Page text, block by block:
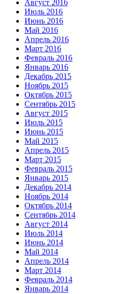
Август 2016
Июль 2016
Июнь 2016
Май 2016
Апрель 2016
Март 2016
Февраль 2016
Январь 2016
Декабрь 2015
Ноябрь 2015
Октябрь 2015
Сентябрь 2015
Август 2015
Июль 2015
Июнь 2015
Май 2015
Апрель 2015
Март 2015
Февраль 2015
Январь 2015
Декабрь 2014
Ноябрь 2014
Октябрь 2014
Сентябрь 2014
Август 2014
Июль 2014
Июнь 2014
Май 2014
Апрель 2014
Март 2014
Февраль 2014
Январь 2014